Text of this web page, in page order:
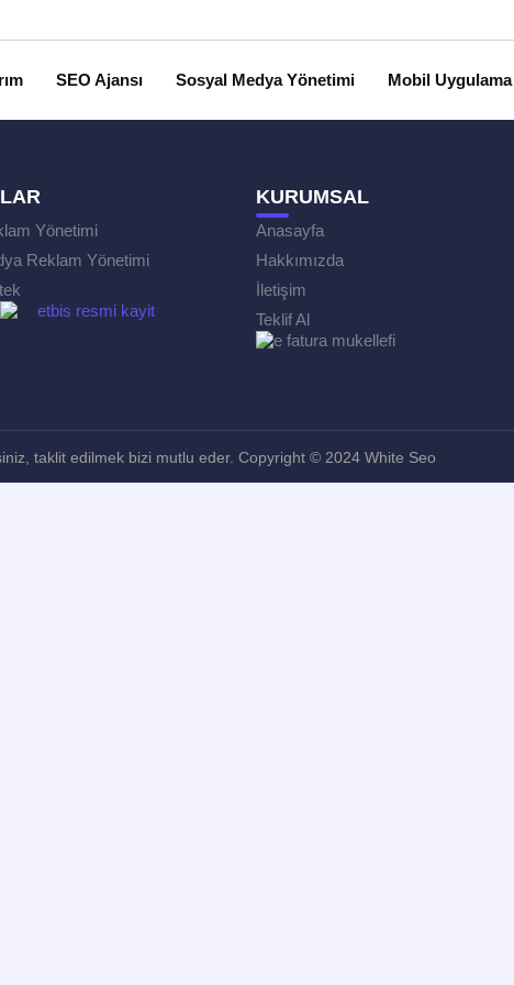
SEO Ajansı Sosyal Medya Yönetimi Mobil Uygulama
Yönetimi
Reklam Yönetimi
KURUMSAL
Anasayfa
Hakkımızda
İletişim
Teklif Al
taklit edilmek bizi mutlu eder. Copyright © 2024 White Seo